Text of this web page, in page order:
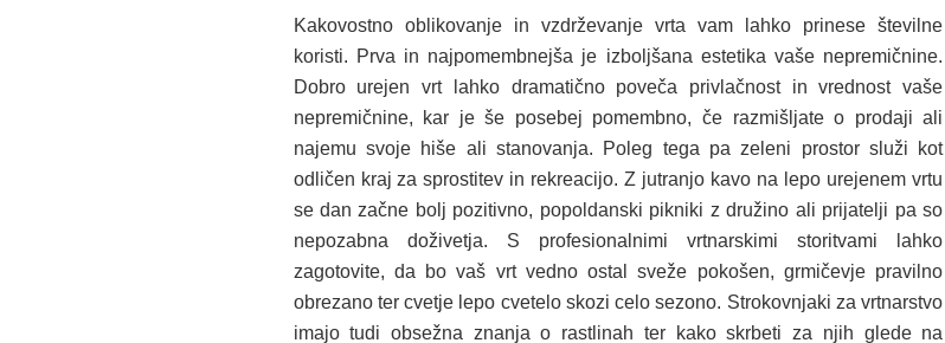
Kakovostno oblikovanje in vzdrževanje vrta vam lahko prinese številne
koristi. Prva in najpomembnejša je izboljšana estetika vaše nepremičnine.
Dobro urejen vrt lahko dramatično poveča privlačnost in vrednost vaše
nepremičnine, kar je še posebej pomembno, če razmišljate o prodaji ali
najemu svoje hiše ali stanovanja. Poleg tega pa zeleni prostor služi kot
odličen kraj za sprostitev in rekreacijo. Z jutranjo kavo na lepo urejenem vrtu
se dan začne bolj pozitivno, popoldanski pikniki z družino ali prijatelji pa so
nepozabna doživetja. S profesionalnimi vrtnarskimi storitvami lahko
zagotovite, da bo vaš vrt vedno ostal sveže pokošen, grmičevje pravilno
obrezano ter cvetje lepo cvetelo skozi celo sezono. Strokovnjaki za vrtnarstvo
imajo tudi obsežna znanja o rastlinah ter kako skrbeti za njih glede na